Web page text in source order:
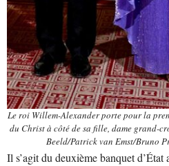
Le roi Willem-Alexander porte pour la
du Christ à côté de sa fille, dame grand-
Beeld/Patrick van Emst/Bruno
Il s’agit du deuxième banquet d’État